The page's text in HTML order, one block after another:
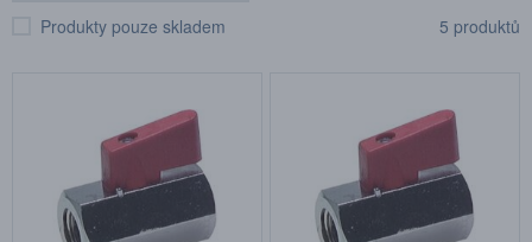
Produkty pouze skladem 5 produktů